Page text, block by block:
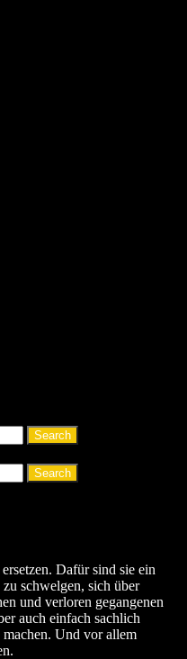
Search
Search
Dafür sind sie ein
schwelgen, sich über
und verloren gegangenen
auch einfach sachlich
Und vor allem